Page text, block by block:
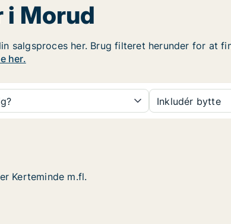
i Morud
salgsproces her. Brug filteret herunder for at
her.
Inkludér bytte
Kerteminde m.fl.
Kerteminde m.fl.